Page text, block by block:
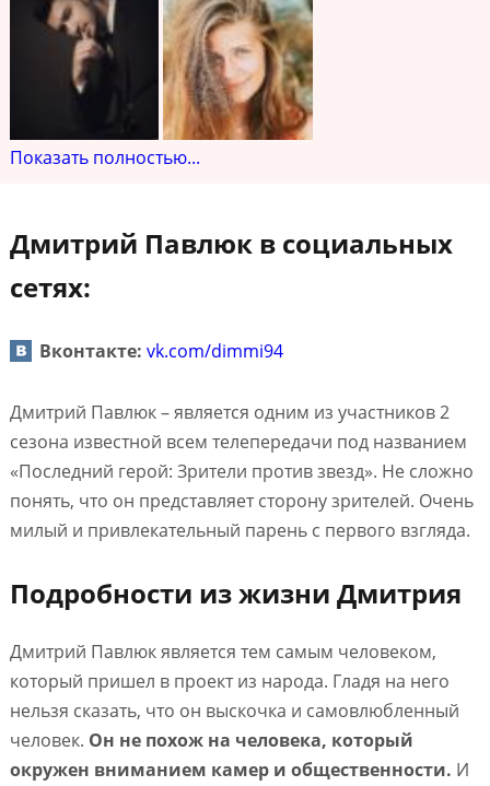
Показать полностью...
Дмитрий Павлюк в социальных
сетях:
Вконтакте: vk.com/dimmi94
Дмитрий Павлюк – является одним из участников 2
сезона известной всем телепередачи под названием
«Последний герой: Зрители против звезд». Не сложно
понять, что он представляет сторону зрителей. Очень
милый и привлекательный парень с первого взгляда.
Подробности из жизни Дмитрия
Дмитрий Павлюк является тем самым человеком,
который пришел в проект из народа. Гладя на него
нельзя сказать, что он выскочка и самовлюбленный
человек. Он не похож на человека, который
окружен вниманием камер и общественности. И